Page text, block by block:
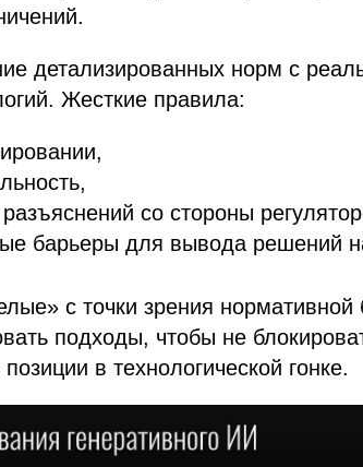
детализированных норм с
Жесткие правила:
со стороны
барьеры для вывода решений
с точки зрения нормативной
подходы, чтобы не
в технологической гонке.